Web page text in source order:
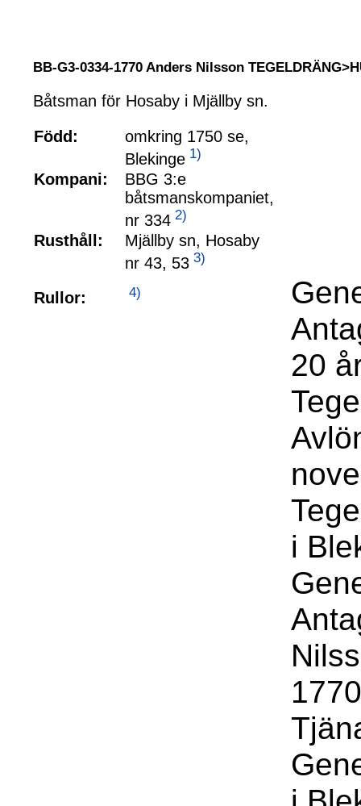
BB-G3-0334-1770 Anders Nilsson
Båtsman för Hosaby i Mjällby sn.
Född:
omkring 1750 se,
Blekinge 1)
Kompani:
BBG 3:e
båtsmanskompaniet,
nr 334 2)
Rusthåll:
Mjällby sn, Hosaby
nr 43, 53 3)
Rullor: 4)
20
i